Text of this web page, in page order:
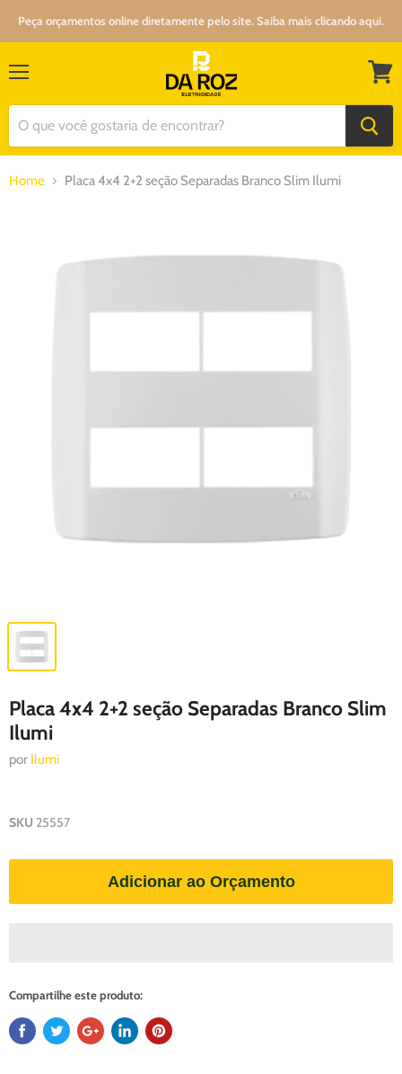
Peça orçamentos online diretamente pelo site. Saiba mais clicando aqui.
Home Placa 4x4 2+2 seção Separadas Branco Slim Ilumi
Placa 4x4 2+2 seção Separadas Branco Slim
Ilumi
por Ilumi
SKU 25557
Adicionar ao Orçamento
Compartilhe este produto: